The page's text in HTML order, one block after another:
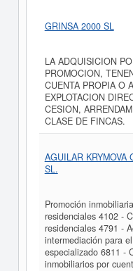
GRINSA 2000 SL
LA ADQUISICION
PROMOCION,
CUENTA PROPIA O
EXPLOTACION
CESION,
CLASE DE FINCAS.
AGUILAR KRYMOVA
SL.
Promoción
residenciales 4102 -
residenciales 4791 -
intermediación para
especializado 6811 -
inmobiliarios por